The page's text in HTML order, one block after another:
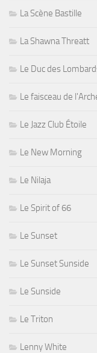
La Scène Bastille
La Shawna Threatt
Le Duc des
Le faisceau de
Le Jazz Club Étoile
Le New Morning
Le Nilaja
Le Spirit of 66
Le Sunset
Le Sunset Sunside
Le Sunside
Le Triton
Lenny White